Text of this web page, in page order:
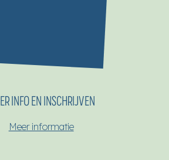
INFO EN INSCHRIJVEN
Meer informatie